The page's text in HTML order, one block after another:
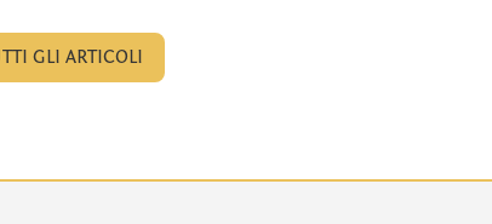
GLI ARTICOLI